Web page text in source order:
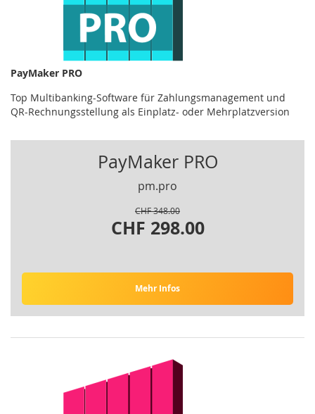
PayMaker PRO
Top Multibanking-Software für Zahlungsmanagement und
QR-Rechnungsstellung als Einplatz- oder Mehrplatzversion
PayMaker PRO
pm.pro
CHF 348.00
CHF 298.00
Mehr Infos